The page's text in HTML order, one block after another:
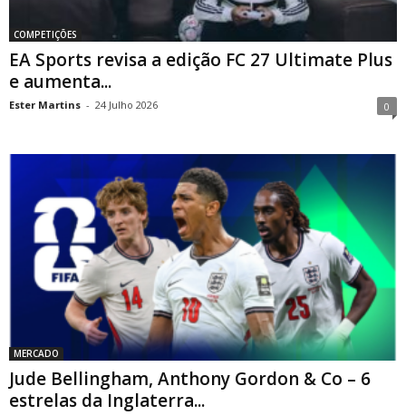
COMPETIÇÕES
EA Sports revisa a edição FC 27 Ultimate Plus
e aumenta...
Ester Martins - 24 Julho 2026 0
MERCADO
Jude Bellingham, Anthony Gordon & Co – 6
estrelas da Inglaterra...